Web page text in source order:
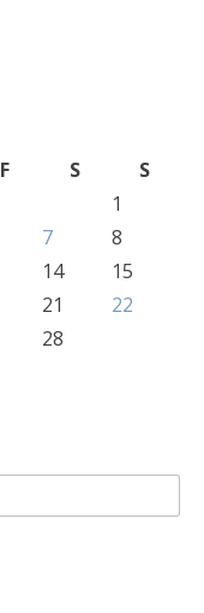
F S
S
1
7
8
14
15
21
22
28